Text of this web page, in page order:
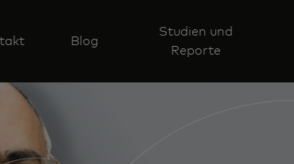
Blog
Studien und
Reporte